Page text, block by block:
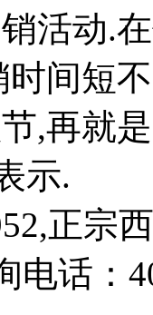
活动.
间短
,再就
示.
正宗西
电话：